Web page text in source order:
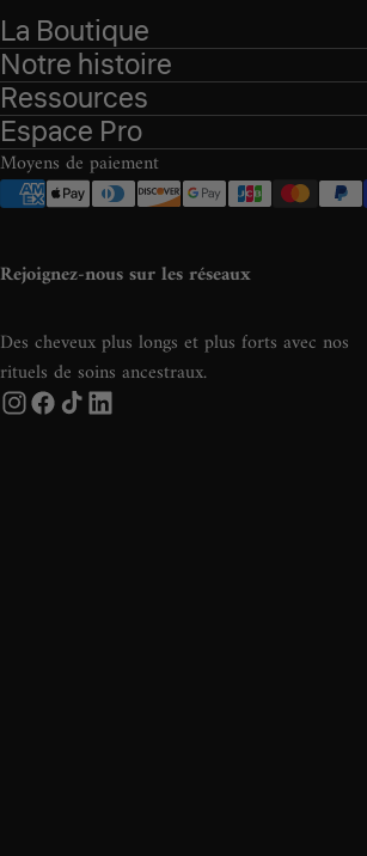
La Boutique
Notre histoire
Ressources
Espace Pro
Moyens de paiement
Rejoignez-nous sur les réseaux
Des cheveux plus longs et plus forts avec nos
rituels de soins ancestraux.